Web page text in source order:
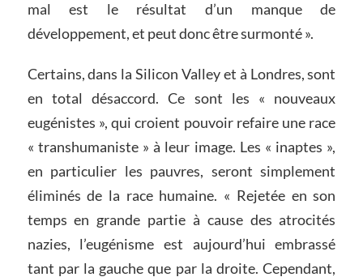
mal est le résultat d’un manque de
développement, et peut donc être surmonté ».
Certains, dans la Silicon Valley et à Londres, sont
en total désaccord. Ce sont les « nouveaux
eugénistes », qui croient pouvoir refaire une race
« transhumaniste » à leur image. Les « inaptes »,
en particulier les pauvres, seront simplement
éliminés de la race humaine. « Rejetée en son
temps en grande partie à cause des atrocités
nazies, l’eugénisme est aujourd’hui embrassé
tant par la gauche que par la droite. Cependant,